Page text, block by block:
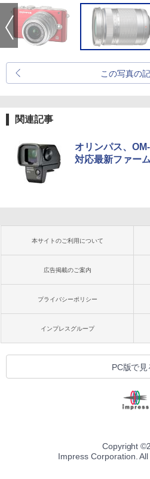
この写真の
関連記事
オリンパス、
対応最新ファー
本サイトのご利用について
広告掲載のご案内
プライバシーポリシー
インプレスグループ
PC版で見
Copyright ©
Impress Corporation.